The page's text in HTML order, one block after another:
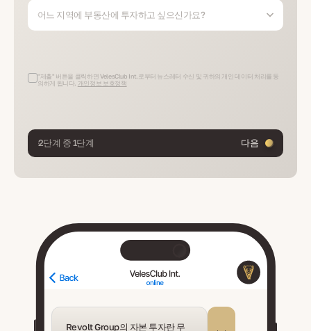
어느 지역에 부동산에 투자하고 싶으신가요?
"제출" 버튼을 클릭하면 VelesClub Int.로부터 뉴스레터 수신 및 귀하의 개인 데이터 처리를 동
의하게 됩니다. 개인정보 보호정책
2단계 중 1단계 다음
Revolt Group의 자본 투자란 무